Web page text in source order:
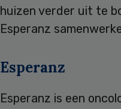
huizen verder uit te
Esperanz
Esperanz
Esperanz is een